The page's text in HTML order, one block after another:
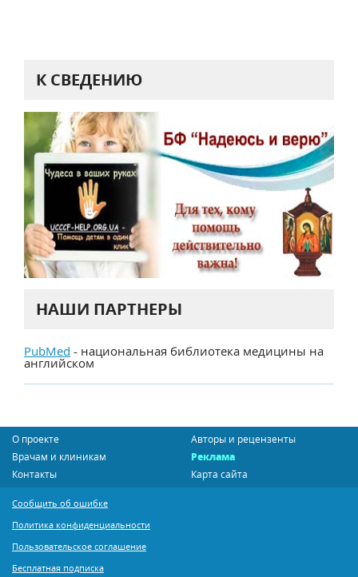
К СВЕДЕНИЮ
НАШИ ПАРТНЕРЫ
PubMed - национальная библиотека медицины на
английском
О проекте
Авторы и рецензенты
Врачам и клиникам
Реклама
Контакты
Карта сайта
Сообщить об ошибке
Политика конфиденциальности
Пользовательское соглашение
Бесплатная подписка